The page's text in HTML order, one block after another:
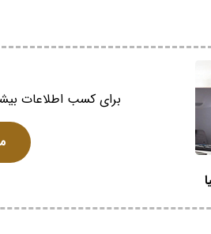
برای کسب اطلاعات